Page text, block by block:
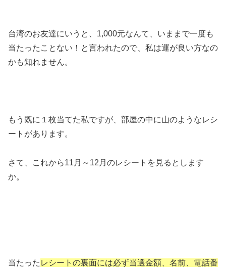
台湾のお友達にいうと、1,000元なんて、いままで一度も
当たったことない！と言われたので、私は運が良い方なの
かも知れません。
もう既に１枚当てた私ですが、部屋の中に山のようなレシ
ートがあります。
さて、これから11月～12月のレシートを見るとします
か。
当たった レシートの裏面には必ず当選金額、名前、電話番